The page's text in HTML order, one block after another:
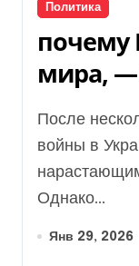
Политика
почему
мира, —
После нескольких лет полномасштабной
войны в
Однако...
Янв 29, 2026